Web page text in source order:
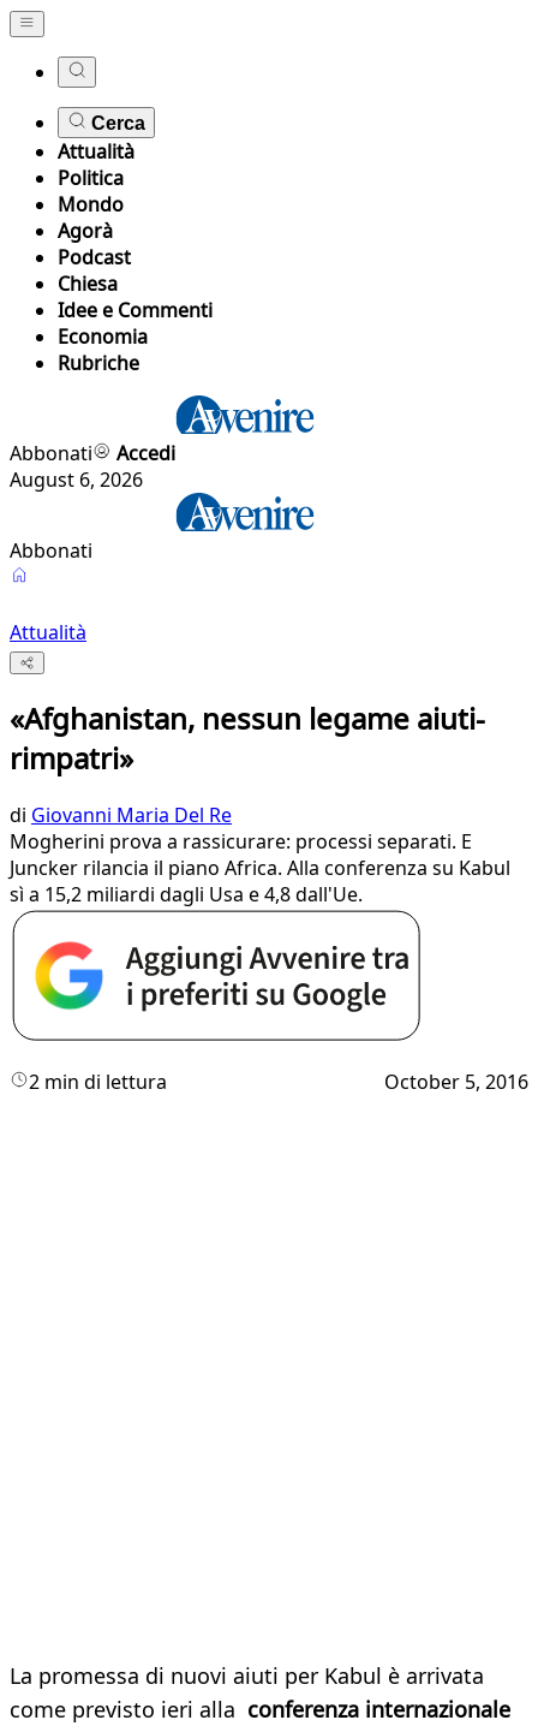
Cerca
Attualità
Politica
Mondo
Agorà
Podcast
Chiesa
Idee e Commenti
Economia
Rubriche
Abbonati
Accedi
August 6, 2026
Abbonati
Attualità
«Afghanistan, nessun legame aiuti-
rimpatri»
di Giovanni Maria Del Re
​Mogherini prova a rassicurare: processi separati. E
Juncker rilancia il piano Africa. Alla conferenza su Kabul
sì a 15,2 miliardi dagli Usa e 4,8 dall'Ue.
2 min di lettura October 5, 2016
La promessa di nuovi aiuti per Kabul è arrivata
come previsto ieri alla conferenza internazionale